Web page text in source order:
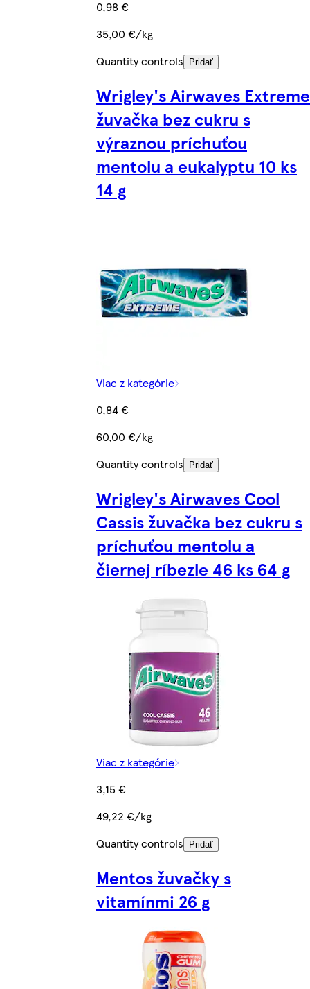
0,98 €
35,00 €/kg
Quantity controls
Pridať
Wrigley's Airwaves Extreme
žuvačka bez cukru s
výraznou príchuťou
mentolu a eukalyptu 10 ks
14 g
Viac z kategórie
0,84 €
60,00 €/kg
Quantity controls
Pridať
Wrigley's Airwaves Cool
Cassis žuvačka bez cukru s
príchuťou mentolu a
čiernej ríbezle 46 ks 64 g
Viac z kategórie
3,15 €
49,22 €/kg
Quantity controls
Pridať
Mentos žuvačky s
vitamínmi 26 g